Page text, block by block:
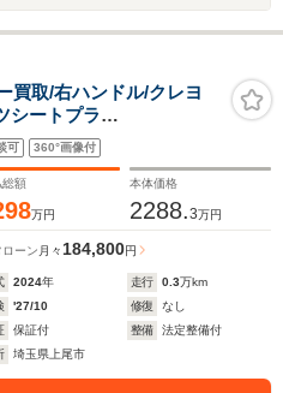
取/右ハンドル/クレヨ
シートプラ
ーツクロノパッケージ/ス
シートヒータ
可 360°画像付
額
万円
本体価格
2288.3万円
ーン 月々184,800円
2024年 走行 0.3万km
'27/10 修復
なし
保証付 整備
法定整備付
埼玉県上尾市